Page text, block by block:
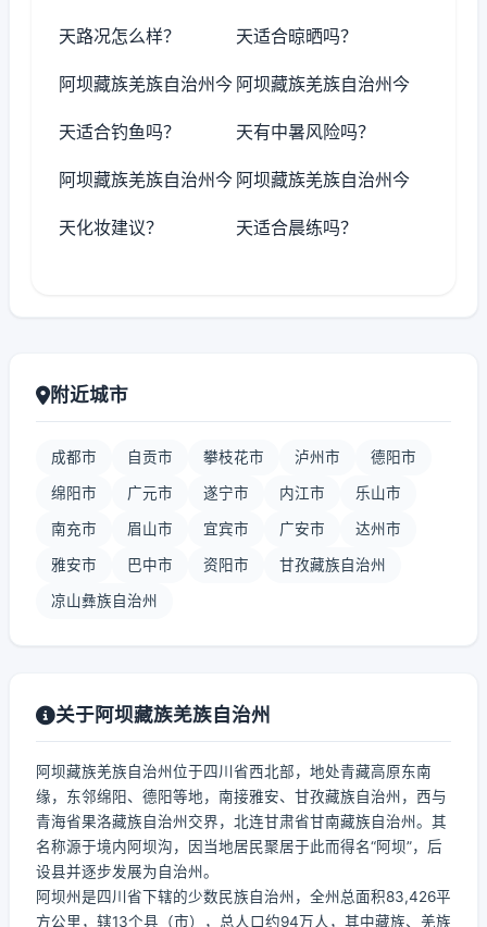
天路况怎么样？ 天适合晾晒吗？
阿坝藏族羌族自治州今
天适合钓鱼吗？
阿坝藏族羌族自治州今
天有中暑风险吗？
阿坝藏族羌族自治州今
天化妆建议？
阿坝藏族羌族自治州今
天适合晨练吗？
附近城市
成都市 自贡市 攀枝花市 泸州市 德阳市
绵阳市 广元市 遂宁市 内江市 乐山市
南充市 眉山市 宜宾市 广安市 达州市
雅安市 巴中市 资阳市 甘孜藏族自治州
凉山彝族自治州
关于阿坝藏族羌族自治州
阿坝藏族羌族自治州位于四川省西北部，地处青藏高原东南
缘，东邻绵阳、德阳等地，南接雅安、甘孜藏族自治州，西与
青海省果洛藏族自治州交界，北连甘肃省甘南藏族自治州。其
名称源于境内阿坝沟，因当地居民聚居于此而得名“阿坝”，后
设县并逐步发展为自治州。
阿坝州是四川省下辖的少数民族自治州，全州总面积83,426平
方公里，辖13个县（市），总人口约94万人，其中藏族、羌族